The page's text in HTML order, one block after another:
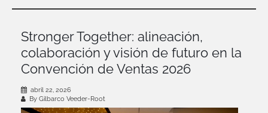
Stronger Together: alineación,
colaboración y visión de futuro en la
Convención de Ventas 2026
abril 22, 2026
By Gilbarco Veeder-Root